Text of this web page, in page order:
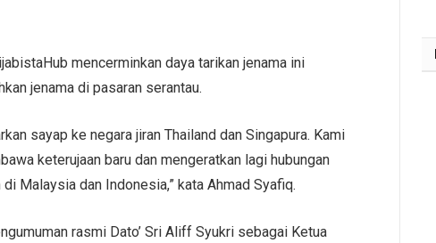
mencerminkan daya tarikan jenama ini
jenama di pasaran serantau.
sayap ke negara jiran Thailand dan Singapura. Kami
keterujaan baru dan mengeratkan lagi hubungan
Malaysia dan Indonesia,” kata Ahmad Syafiq.
rasmi Dato’ Sri Aliff Syukri sebagai Ketua